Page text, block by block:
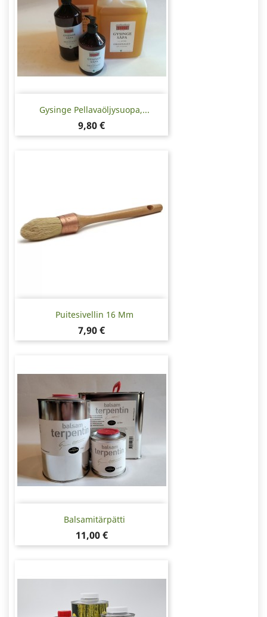
Gysinge Pellavaöljysuopa,...
Hinta
9,80 €
Puitesivellin 16 Mm
Hinta
7,90 €
Balsamitärpätti
Hinta
11,00 €